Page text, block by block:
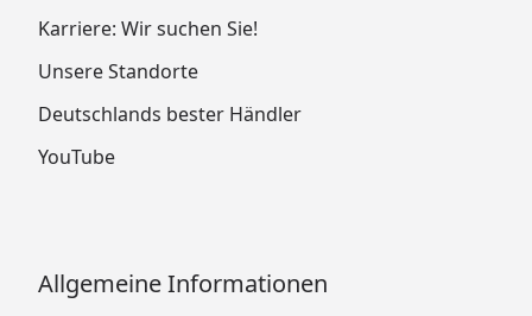
Karriere: Wir suchen Sie!
Unsere Standorte
Deutschlands bester Händler
YouTube
Allgemeine Informationen